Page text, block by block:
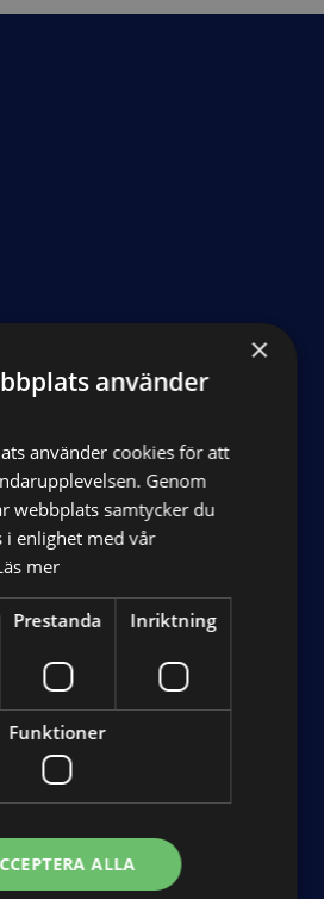
×
använder
använder cookies för att
Genom
webbplats samtycker du
i enlighet med vår
mer
Prestanda Inriktning
Funktioner
ALLA